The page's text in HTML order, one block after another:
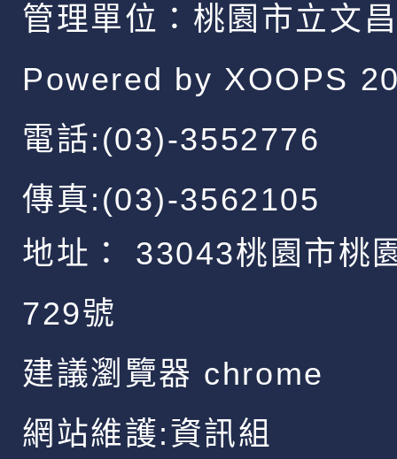
管理單位： 桃園市立文
Powered by XOOPS
電話:(03)-3552776
傳真:(03)-3562105
地址：
33043桃園市桃
729號
建議瀏覽器 chrome
網站維護:資訊組